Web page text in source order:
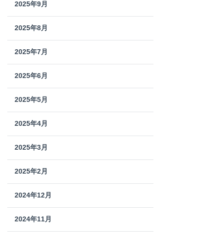
2025年9月
2025年8月
2025年7月
2025年6月
2025年5月
2025年4月
2025年3月
2025年2月
2024年12月
2024年11月